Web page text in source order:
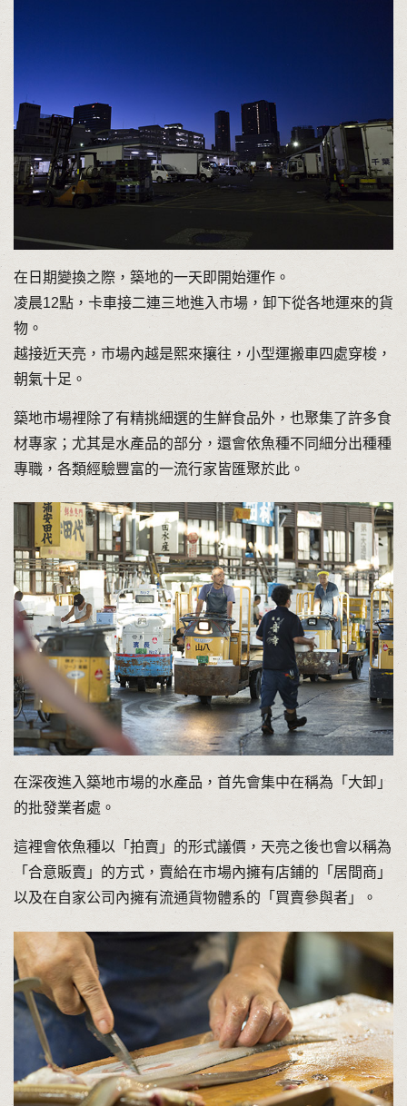
在日期變換之際，築地的一天即開始運作。
凌晨12點，卡車接二連三地進入市場，卸下從各地運來的貨
物。
越接近天亮，市場內越是熙來攘往，小型運搬車四處穿梭，
朝氣十足。
築地市場裡除了有精挑細選的生鮮食品外，也聚集了許多食
材專家；尤其是水產品的部分，還會依魚種不同細分出種種
專職，各類經驗豐富的一流行家皆匯聚於此。
在深夜進入築地市場的水產品，首先會集中在稱為「大卸」
的批發業者處。
這裡會依魚種以「拍賣」的形式議價，天亮之後也會以稱為
「合意販賣」的方式，賣給在市場內擁有店鋪的「居間商」
以及在自家公司內擁有流通貨物體系的「買賣參與者」。